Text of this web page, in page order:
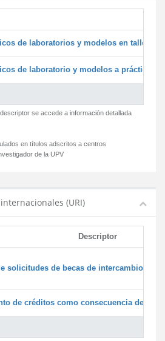
de laboratorios y modelos en
de laboratorio y modelos a prácticas
se accede a información detallada
en títulos adscritos a centros
de la UPV
(URI)
Descriptor
solicitudes de becas de intercambio
de créditos como consecuencia de un